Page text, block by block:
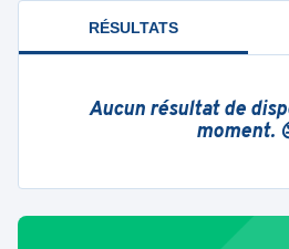
RÉSULTATS
Aucun résultat de
moment.